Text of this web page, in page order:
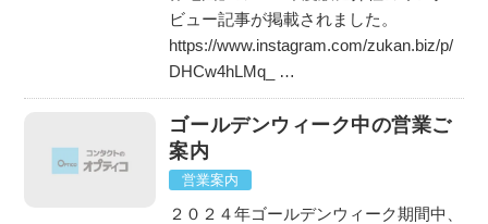
ビュー記事が掲載されました。
https://www.instagram.com/zukan.biz/p/
DHCw4hLMq_ …
ゴールデンウィーク中の営業ご
案内
営業案内
２０２４年ゴールデンウィーク期間中、